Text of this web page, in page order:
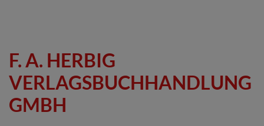
F. A. HERBIG
VERLAGSBUCHHANDLUNG
GMBH